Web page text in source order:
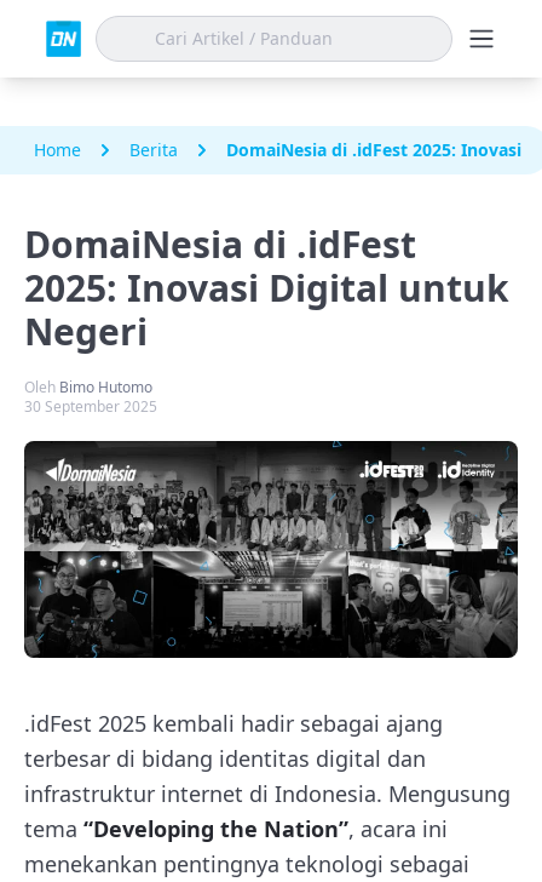
Home Berita DomaiNesia di .idFest 2025: Inovasi
DomaiNesia di .idFest
2025: Inovasi Digital untuk
Negeri
Oleh Bimo Hutomo
30 September 2025
.idFest 2025 kembali hadir sebagai ajang
terbesar di bidang identitas digital dan
infrastruktur internet di Indonesia. Mengusung
tema “Developing the Nation”, acara ini
menekankan pentingnya teknologi sebagai